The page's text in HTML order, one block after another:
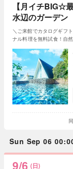
【月イチBIG☆
水辺のガーデン
＼ご来館でカタログギフ
ナル料理を無料試食！自
Sun Sep 06
9/6 (日)